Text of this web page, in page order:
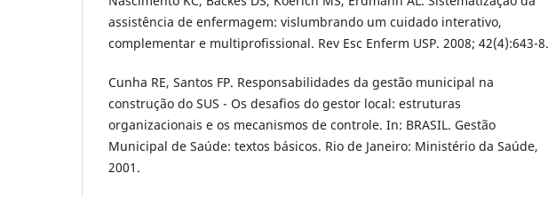
assistência de enfermagem: vislumbrando um cuidado interativo,
complementar e multiprofissional. Rev Esc Enferm USP. 2008; 42(4):643-8.
Cunha RE, Santos FP. Responsabilidades da gestão municipal na
construção do SUS - Os desafios do gestor local: estruturas
organizacionais e os mecanismos de controle. In: BRASIL. Gestão
Municipal de Saúde: textos básicos. Rio de Janeiro: Ministério da Saúde,
2001.